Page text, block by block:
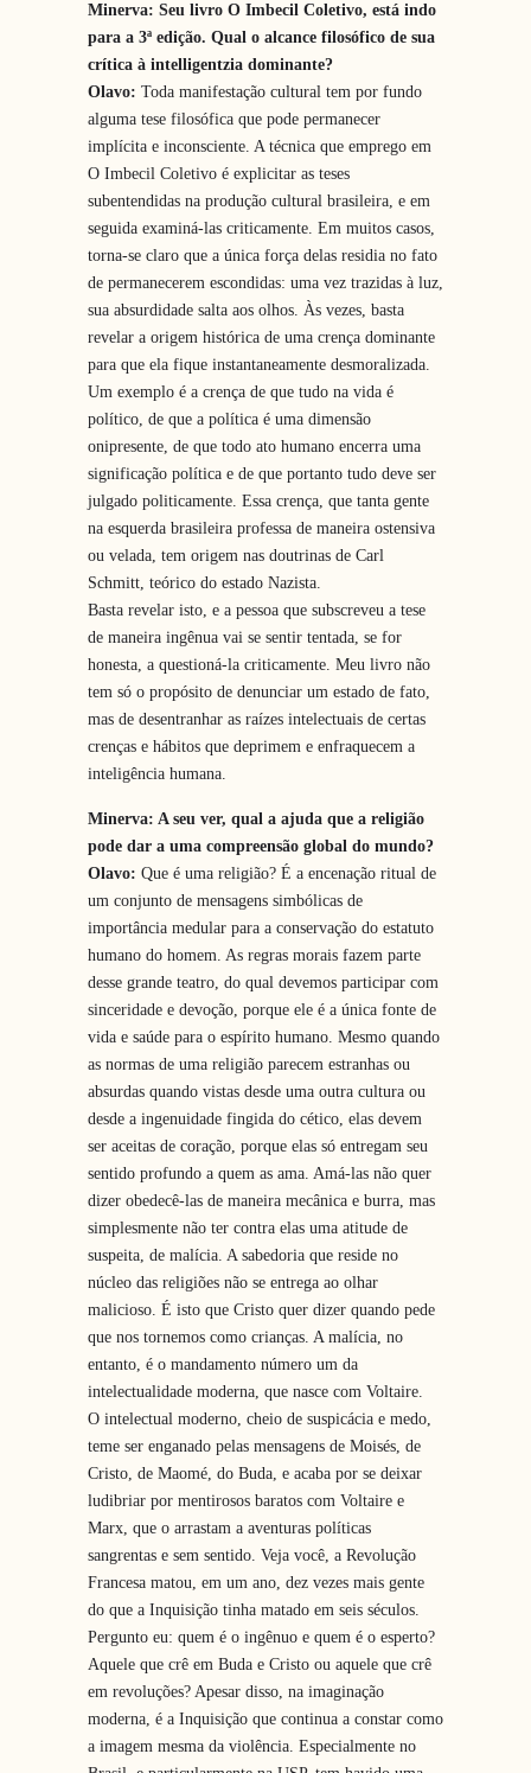
Minerva: Seu livro O Imbecil Coletivo, está indo
para a 3ª edição. Qual o alcance filosófico de sua
crítica à intelligentzia dominante?
Olavo: Toda manifestação cultural tem por fundo
alguma tese filosófica que pode permanecer
implícita e inconsciente. A técnica que emprego em
O Imbecil Coletivo é explicitar as teses
subentendidas na produção cultural brasileira, e em
seguida examiná-las criticamente. Em muitos casos,
torna-se claro que a única força delas residia no fato
de permanecerem escondidas: uma vez trazidas à luz,
sua absurdidade salta aos olhos. Às vezes, basta
revelar a origem histórica de uma crença dominante
para que ela fique instantaneamente desmoralizada.
Um exemplo é a crença de que tudo na vida é
político, de que a política é uma dimensão
onipresente, de que todo ato humano encerra uma
significação política e de que portanto tudo deve ser
julgado politicamente. Essa crença, que tanta gente
na esquerda brasileira professa de maneira ostensiva
ou velada, tem origem nas doutrinas de Carl
Schmitt, teórico do estado Nazista.
Basta revelar isto, e a pessoa que subscreveu a tese
de maneira ingênua vai se sentir tentada, se for
honesta, a questioná-la criticamente. Meu livro não
tem só o propósito de denunciar um estado de fato,
mas de desentranhar as raízes intelectuais de certas
crenças e hábitos que deprimem e enfraquecem a
inteligência humana.
Minerva: A seu ver, qual a ajuda que a religião
pode dar a uma compreensão global do mundo?
Olavo: Que é uma religião? É a encenação ritual de
um conjunto de mensagens simbólicas de
importância medular para a conservação do estatuto
humano do homem. As regras morais fazem parte
desse grande teatro, do qual devemos participar com
sinceridade e devoção, porque ele é a única fonte de
vida e saúde para o espírito humano. Mesmo quando
as normas de uma religião parecem estranhas ou
absurdas quando vistas desde uma outra cultura ou
desde a ingenuidade fingida do cético, elas devem
ser aceitas de coração, porque elas só entregam seu
sentido profundo a quem as ama. Amá-las não quer
dizer obedecê-las de maneira mecânica e burra, mas
simplesmente não ter contra elas uma atitude de
suspeita, de malícia. A sabedoria que reside no
núcleo das religiões não se entrega ao olhar
malicioso. É isto que Cristo quer dizer quando pede
que nos tornemos como crianças. A malícia, no
entanto, é o mandamento número um da
intelectualidade moderna, que nasce com Voltaire.
O intelectual moderno, cheio de suspicácia e medo,
teme ser enganado pelas mensagens de Moisés, de
Cristo, de Maomé, do Buda, e acaba por se deixar
ludibriar por mentirosos baratos com Voltaire e
Marx, que o arrastam a aventuras políticas
sangrentas e sem sentido. Veja você, a Revolução
Francesa matou, em um ano, dez vezes mais gente
do que a Inquisição tinha matado em seis séculos.
Pergunto eu: quem é o ingênuo e quem é o esperto?
Aquele que crê em Buda e Cristo ou aquele que crê
em revoluções? Apesar disso, na imaginação
moderna, é a Inquisição que continua a constar como
a imagem mesma da violência. Especialmente no